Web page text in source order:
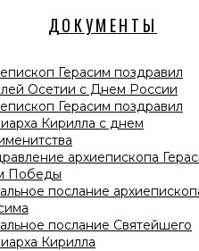
ДОКУМЕНТЫ
Герасим поздравил
Осетии с Днем России
Герасим поздравил
Кирилла с днем
архиепископа
Победы
послание
послание Святейшего
Кирилла